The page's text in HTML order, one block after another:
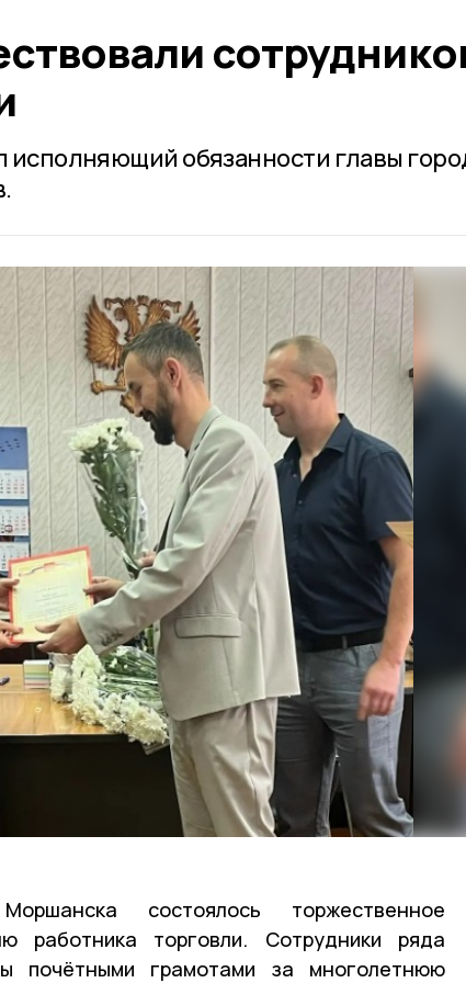
исполняющий обязанности главы
состоялось торжественное
работника торговли. Сотрудники ряда
почётными грамотами за многолетнюю